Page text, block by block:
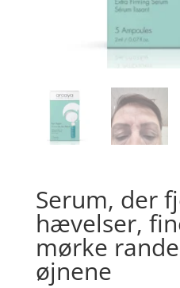
Serum, der
hævelser,
mørke
øjnene